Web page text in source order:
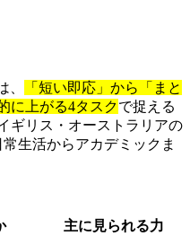
、
「短い即応」から「まと
に上がる4タスクで捉える
ギリス・オーストラリアの
生活からアカデミックま
主に見られる力